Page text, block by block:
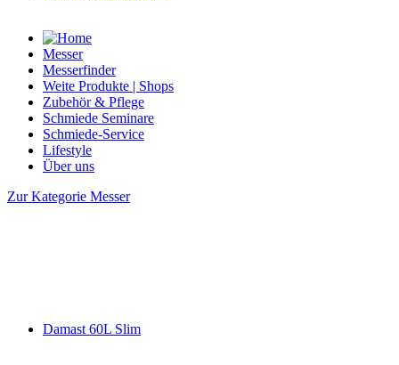
Messer
Messerfinder
Weite Produkte | Shops
Zubehör & Pflege
Schmiede Seminare
Schmiede-Service
Lifestyle
Über uns
Zur Kategorie Messer
Damast 60L Slim